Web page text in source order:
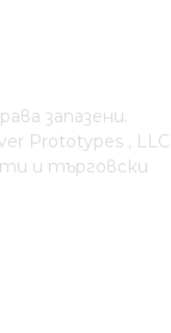
запазени.
Prototypes , LLC
и търговски